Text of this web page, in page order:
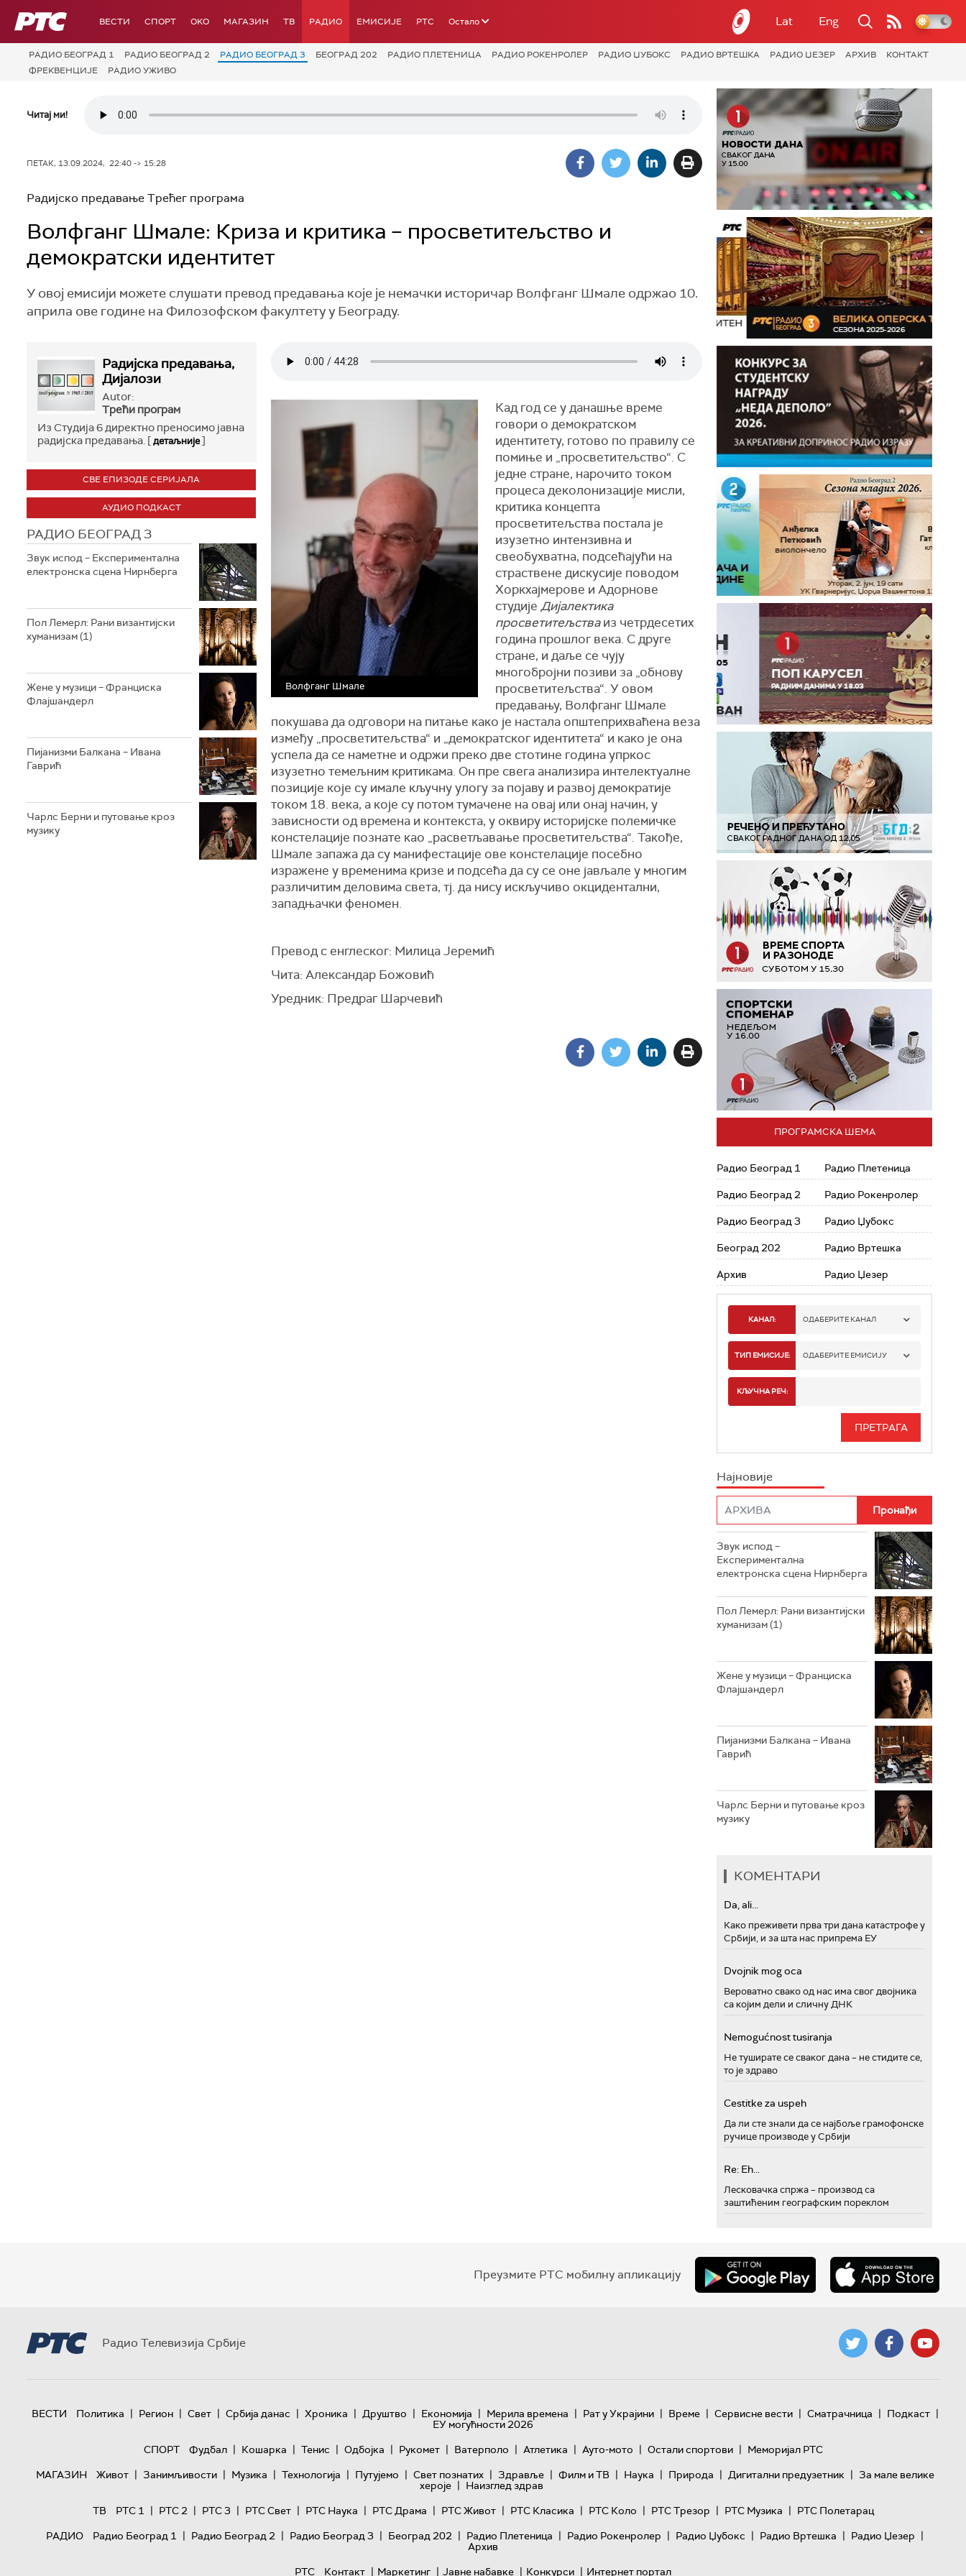
РТС ВЕСТИ СПОРТ OKO МАГАЗИН ТВ РАДИО ЕМИСИЈЕ РТС Остало Lat Eng
РАДИО БЕОГРАД 1 РАДИО БЕОГРАД 2 РАДИО БЕОГРАД 3 БЕОГРАД 202 РАДИО ПЛЕТЕНИЦА РАДИО РОКЕНРОЛЕР РАДИО ЏУБОКС РАДИО ВРТЕШКА РАДИО ЏЕЗЕР АРХИВ
КОНТАКТ
ФРЕКВЕНЦИЈЕ
РАДИО УЖИВО
Читај ми!
ПЕТАК, 13.09.2024, 22:40 -> 15:28
Радијско предавање Трећег програма
Волфганг Шмале: Криза и критика – просветитељство и
демократски идентитет
У овој емисији можете слушати превод предавања које је немачки историчар Волфганг Шмале одржао 10.
априла ове године на Филозофском факултету у Београду.
Радијска предавања,
Дијалози
Autor:
Трећи програм
Из Студија 6 директно преносимо јавна
радијска предавања. [детаљније]
СВЕ ЕПИЗОДЕ СЕРИЈАЛА
АУДИО ПОДКАСТ
РАДИО БЕОГРАД 3
Звук испод – Експериментална
електронска сцена Нирнберга
Пол Лемерл: Рани византијски
хуманизам (1)
Жене у музици – Франциска
Флајшандерл
Пијанизми Балкана – Ивана
Гаврић
Чарлс Берни и путовање кроз
музику
Волфганг Шмале
Кад год се у данашње време
говори о демократском
идентитету, готово по правилу се
помиње и „просветитељство“. С
једне стране, нарочито током
процеса деколонизације мисли,
критика концепта
просветитељства постала је
изузетно интензивна и
свеобухватна, подсећајући на
страствене дискусије поводом
Хоркхајмерове и Адорнове
студије Дијалектика
просветитељстваиз четрдесетих
година прошлог века. С друге
стране, и даље се чују
многобројни позиви за „обнову
просветитељства“. У овом
предавању, Волфганг Шмале
покушава да одговори на питање како је настала општеприхваћена веза
између „просветитељства“ и „демократског идентитета“ и како је она
успела да се наметне и одржи преко две стотине година упркос
изузетно темељним критикама. Он пре свега анализира интелектуалне
позиције које су имале кључну улогу за појаву и развој демократије
током 18. века, а које су потом тумачене на овај или онај начин, у
зависности од времена и контекста, у оквиру историјске полемичке
констелације познате као „расветљавање просветитељства“. Такође,
Шмале запажа да су манифестације ове констелације посебно
изражене у временима кризе и подсећа да су се оне јављале у многим
различитим деловима света, тј. да нису искључиво окцидентални,
западњачки феномен.
Превод с енглеског: Милица Јеремић
Чита: Александар Божовић
Уредник: Предраг Шарчевић
ПРОГРАМСКА ШЕМА
Радио Београд 1
Радио Београд 2
Радио Београд 3
Београд 202
Архив
Радио Плетеница
Радио Рокенролер
Радио Џубокс
Радио Вртешка
Радио Џезер
КАНАЛ: ОДАБЕРИТЕ КАНАЛ
РАДИО БЕОГРАД 1
РАДИО БЕОГРАД 3
РАДИО РОКЕНРОЛЕР
РАДИО ЏУБОКС
РАДИО ВРТЕШКА
РАДИО ЏЕЗЕР
ТИП ЕМИСИЈЕ: ОДАБЕРИТЕ ЕМИСИЈУ
ИНФО
КЉУЧНА РЕЧ:
Најновије
Звук испод –
Експериментална
електронска сцена Нирнберга
Пол Лемерл: Рани византијски
хуманизам (1)
Жене у музици – Франциска
Флајшандерл
Пијанизми Балкана – Ивана
Гаврић
Чарлс Берни и путовање кроз
музику
КОМЕНТАРИ
Da, ali...
Како преживети прва три дана катастрофе у
Србији, и за шта нас припрема ЕУ
Dvojnik mog oca
Вероватно свако од нас има свог двојника
са којим дели и сличну ДНК
Nemogućnost tusiranja
Не туширате се сваког дана – не стидите се,
то је здраво
Cestitke za uspeh
Да ли сте знали да се најбоље грамофонске
ручице производе у Србији
Re: Eh...
Лесковачка спржа – производ са
заштићеним географским пореклом
Преузмите РТС мобилну апликацију
Радио Телевизија Србије
ВЕСТИ Политика | Регион | Свет | Србија данас | Хроника | Друштво | Економија | Мерила времена | Рат у Украјини | Време | Сервисне вести | Сматрачница | Подкаст |
ЕУ могућности 2026
СПОРТ
Фудбал | Кошарка | Тенис | Одбојка | Рукомет | Ватерполо | Атлетика | Ауто-мото | Остали спортови | Меморијал РТС
МАГАЗИН
Живот | Занимљивости | Музика | Технологијa | Путујемо | Свет познатих | Здравље | Филм и ТВ | Наука | Природа | Дигитални предузетник | За мале велике
хероје | Наизглед здрав
ТВ
РТС 1 | РТС 2 | РТС 3 | РТС Свет | РТС Наука | РТС Драма | РТС Живот | РТС Класика | РТС Коло | РТС Трезор | РТС Музика | РТС Полетарац
РАДИО
Радио Београд 1 | Радио Београд 2 | Радио Београд 3 | Београд 202 | Радио Плетеница | Радио Рокенролер | Радио Џубокс | Радио Вртешка | Радио Џезер |
Архив
РТС
Контакт | Маркетинг | Јавне набавке | Конкурси | Интернет портал